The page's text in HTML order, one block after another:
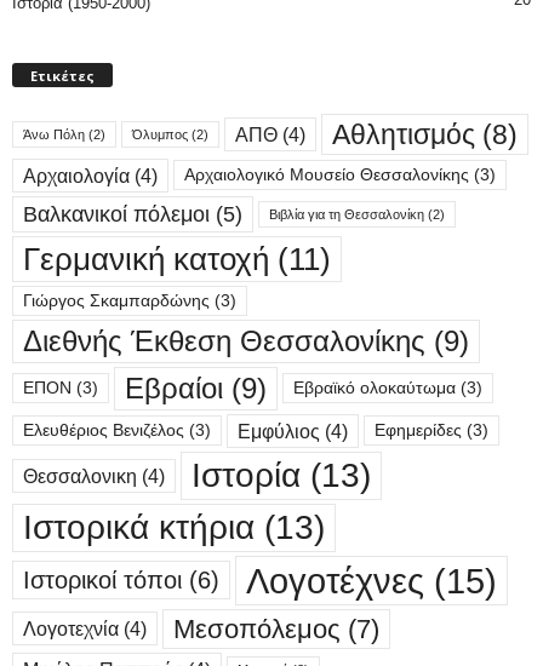
Ετικέτες
Άνω Πόλη (2) Όλυμπος (2) ΑΠΘ (4) Αθλητισμός (8)
Αρχαιολογία (4) Αρχαιολογικό Μουσείο Θεσσαλονίκης (3)
Βαλκανικοί πόλεμοι (5) Βιβλία για τη Θεσσαλονίκη (2)
Γερμανική κατοχή (11)
Γιώργος Σκαμπαρδώνης (3)
Διεθνής Έκθεση Θεσσαλονίκης (9)
ΕΠΟΝ (3) Εβραίοι (9) Εβραϊκό ολοκαύτωμα (3)
Ελευθέριος Βενιζέλος (3) Εμφύλιος (4) Εφημερίδες (3)
Θεσσαλονικη (4) Ιστορία (13)
Ιστορικά κτήρια (13)
Ιστορικοί τόποι (6) Λογοτέχνες (15)
Λογοτεχνία (4) Μεσοπόλεμος (7)